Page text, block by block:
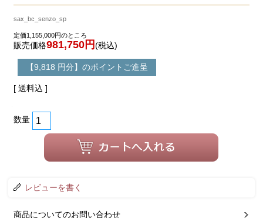
sax_bc_senzo_sp
定価1,155,000円のところ
販売価格981,750円(税込)
【9,818 円分】のポイントご進呈
[ 送料込 ]
数量
レビューを書く
商品についてのお問い合わせ